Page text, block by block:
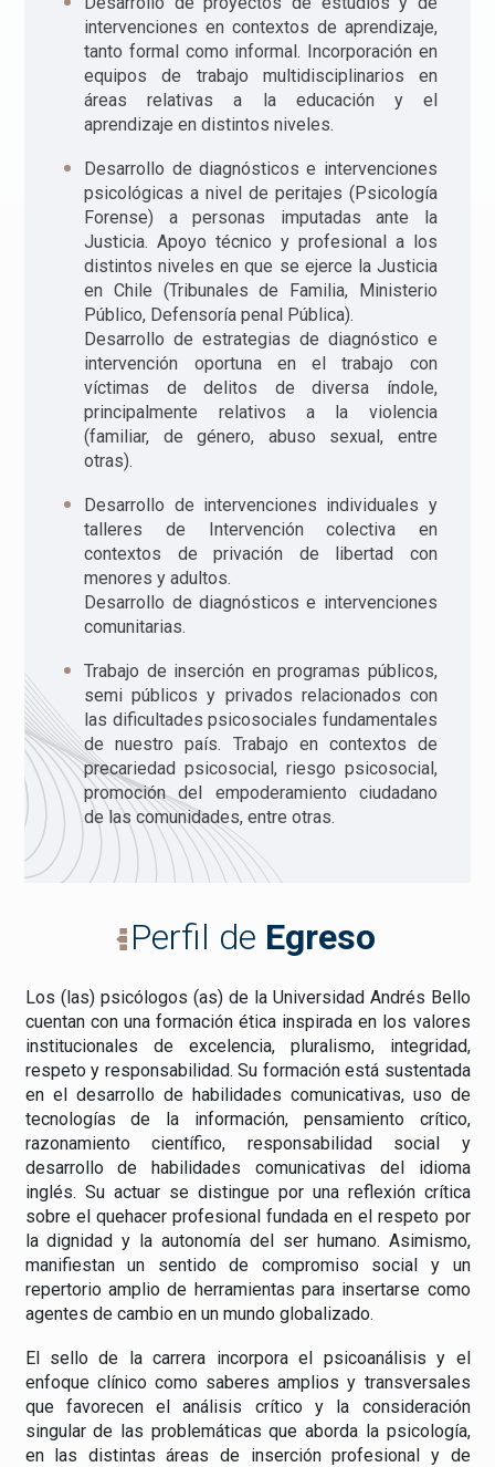
intervenciones en contextos de aprendizaje,
tanto formal como informal. Incorporación en
equipos de trabajo multidisciplinarios en
áreas relativas a la educación y el
aprendizaje en distintos niveles.
Desarrollo de diagnósticos e intervenciones
psicológicas a nivel de peritajes (Psicología
Forense) a personas imputadas ante la
Justicia. Apoyo técnico y profesional a los
distintos niveles en que se ejerce la Justicia
en Chile (Tribunales de Familia, Ministerio
Público, Defensoría penal Pública).
Desarrollo de estrategias de diagnóstico e
intervención oportuna en el trabajo con
víctimas de delitos de diversa índole,
principalmente relativos a la violencia
(familiar, de género, abuso sexual, entre
otras).
Desarrollo de intervenciones individuales y
talleres de Intervención colectiva en
contextos de privación de libertad con
menores y adultos.
Desarrollo de diagnósticos e intervenciones
comunitarias.
Trabajo de inserción en programas públicos,
semi públicos y privados relacionados con
las dificultades psicosociales fundamentales
de nuestro país. Trabajo en contextos de
precariedad psicosocial, riesgo psicosocial,
promoción del empoderamiento ciudadano
de las comunidades, entre otras.
Perfil de Egreso
Los (las) psicólogos (as) de la Universidad Andrés Bello
cuentan con una formación ética inspirada en los valores
institucionales de excelencia, pluralismo, integridad,
respeto y responsabilidad. Su formación está sustentada
en el desarrollo de habilidades comunicativas, uso de
tecnologías de la información, pensamiento crítico,
razonamiento científico, responsabilidad social y
desarrollo de habilidades comunicativas del idioma
inglés. Su actuar se distingue por una reflexión crítica
sobre el quehacer profesional fundada en el respeto por
la dignidad y la autonomía del ser humano. Asimismo,
manifiestan un sentido de compromiso social y un
repertorio amplio de herramientas para insertarse como
agentes de cambio en un mundo globalizado.
El sello de la carrera incorpora el psicoanálisis y el
enfoque clínico como saberes amplios y transversales
que favorecen el análisis crítico y la consideración
singular de las problemáticas que aborda la psicología,
en las distintas áreas de inserción profesional y de